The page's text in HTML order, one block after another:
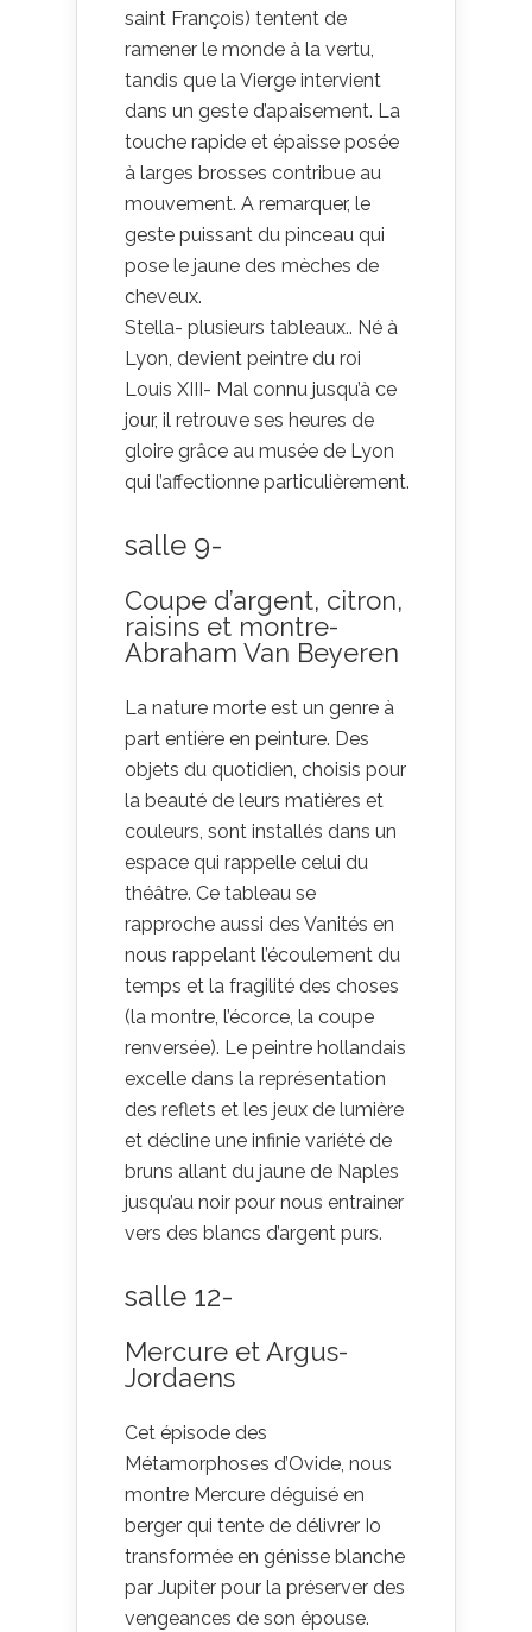
saint François) tentent de
ramener le monde à la vertu,
tandis que la Vierge intervient
dans un geste d’apaisement. La
touche rapide et épaisse posée
à larges brosses contribue au
mouvement. A remarquer, le
geste puissant du pinceau qui
pose le jaune des mèches de
cheveux.
Stella- plusieurs tableaux.. Né à
Lyon, devient peintre du roi
Louis XIII- Mal connu jusqu’à ce
jour, il retrouve ses heures de
gloire grâce au musée de Lyon
qui l’affectionne particulièrement.
salle 9-
Coupe d’argent, citron,
raisins et montre-
Abraham Van Beyeren
La nature morte est un genre à
part entière en peinture. Des
objets du quotidien, choisis pour
la beauté de leurs matières et
couleurs, sont installés dans un
espace qui rappelle celui du
théâtre. Ce tableau se
rapproche aussi des Vanités en
nous rappelant l’écoulement du
temps et la fragilité des choses
(la montre, l’écorce, la coupe
renversée). Le peintre hollandais
excelle dans la représentation
des reflets et les jeux de lumière
et décline une infinie variété de
bruns allant du jaune de Naples
jusqu’au noir pour nous entrainer
vers des blancs d’argent purs.
salle 12-
Mercure et Argus-
Jordaens
Cet épisode des
Métamorphoses d’Ovide, nous
montre Mercure déguisé en
berger qui tente de délivrer Io
transformée en génisse blanche
par Jupiter pour la préserver des
vengeances de son épouse.